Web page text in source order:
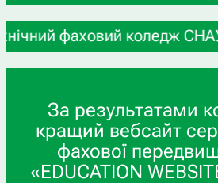
коледж СНАУ»
За результатами
кращий вебсайт
фахової
«EDUCATION